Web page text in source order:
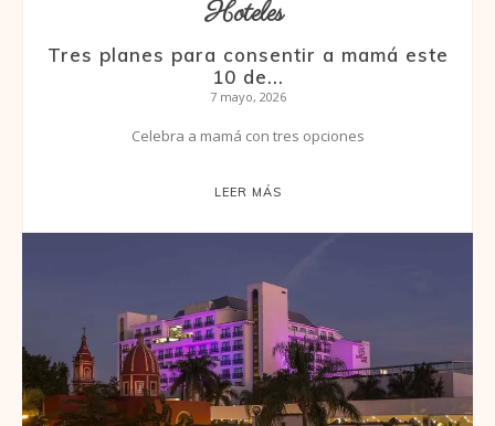
Hoteles
Tres planes para consentir a mamá este
10 de...
7 mayo, 2026
Celebra a mamá con tres opciones
LEER MÁS